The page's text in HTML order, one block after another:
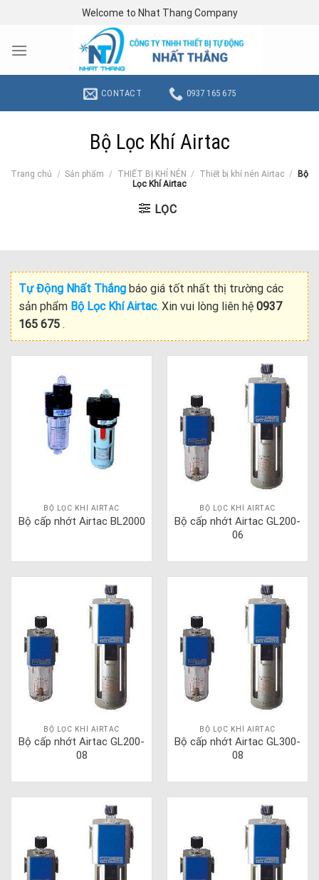
content
Welcome to Nhat Thang Company
CONTACT 0937 165 675
Bộ Lọc Khí Airtac
Trang chủ / Sản phẩm / THIẾT BỊ KHÍ NÉN / Thiết bị khí nén Airtac /
Bộ
Lọc Khí Airtac
LỌC
Tự Động Nhất Thắng báo giá tốt nhất thị trường các
sản phẩm Bộ Lọc Khí Airtac. Xin vui lòng liên hệ 0937
165 675 .
BỘ LỌC KHÍ AIRTAC
Bộ cấp nhớt Airtac BL2000
BỘ LỌC KHÍ AIRTAC
Bộ cấp nhớt Airtac GL200-
06
BỘ LỌC KHÍ AIRTAC
Bộ cấp nhớt Airtac GL200-
08
BỘ LỌC KHÍ AIRTAC
Bộ cấp nhớt Airtac GL300-
08